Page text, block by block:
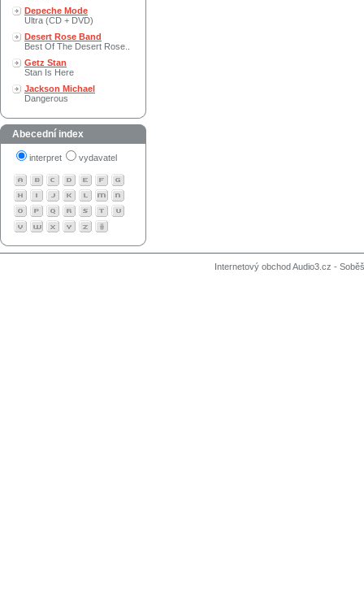
Depeche Mode
Ultra (CD + DVD)
Desert Rose Band
Best Of The Desert Rose..
Getz Stan
Stan Is Here
Jackson Michael
Dangerous
Abecední index
interpret vydavatel
Internetový obchod Audio3.cz -